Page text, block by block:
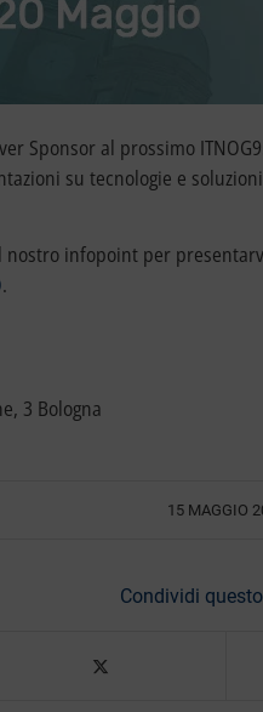
Sponsor al prossimo
su tecnologie e
nostro infopoint per
.
3 Bologna
15 MAGGIO
Condividi